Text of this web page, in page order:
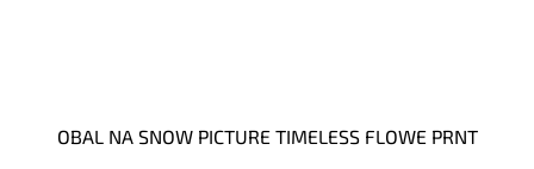
OBAL NA SNOW PICTURE TIMELESS FLOWE PRNT